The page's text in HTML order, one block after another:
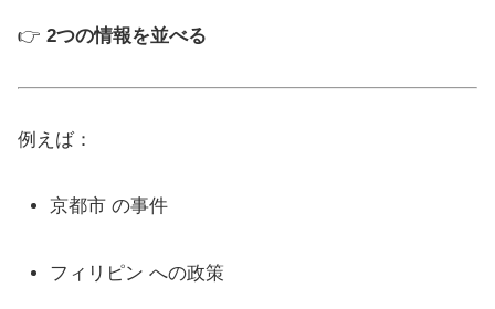
👉 2つの情報を並べる
例えば：
京都市 の事件
フィリピン への政策